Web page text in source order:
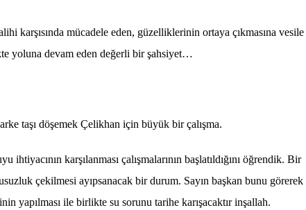
mücadele eden, güzelliklerinin ortaya çıkmasına vesile
yoluna devam eden değerli bir şahsiyet…
döşemek Çelikhan için büyük bir çalışma.
karşılanması çalışmalarının başlatıldığını öğrendik. Bir
çekilmesi ayıpsanacak bir durum. Sayın başkan bunu görerek
yapılması ile birlikte su sorunu tarihe karışacaktır inşallah.